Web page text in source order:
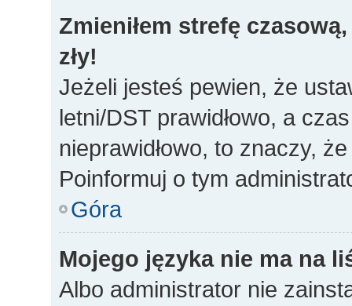
Zmieniłem strefę
zły!
Jeżeli jesteś pewien, że
letni/DST prawidłowo, a
nieprawidłowo, to znaczy,
Poinformuj o tym
Góra
Mojego języka nie ma na
Albo administrator nie